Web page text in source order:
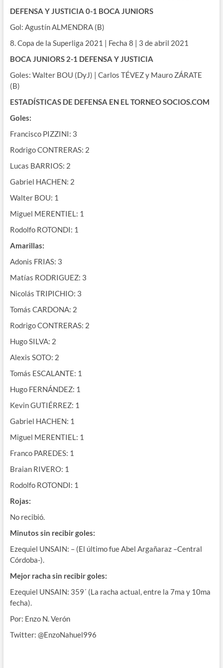
DEFENSA Y JUSTICIA 0-1 BOCA JUNIORS
Gol: Agustín ALMENDRA (B)
8. Copa de la Superliga 2021 | Fecha 8 | 3 de abril 2021
BOCA JUNIORS 2-1 DEFENSA Y JUSTICIA
Goles: Walter BOU (DyJ) | Carlos TÉVEZ y Mauro ZÁRATE
(B)
ESTADÍSTICAS DE DEFENSA EN EL TORNEO SOCIOS.COM
Goles:
Francisco PIZZINI: 3
Rodrigo CONTRERAS: 2
Lucas BARRIOS: 2
Gabriel HACHEN: 2
Walter BOU: 1
Miguel MERENTIEL: 1
Rodolfo ROTONDI: 1
Amarillas:
Adonis FRIAS: 3
Matías RODRIGUEZ: 3
Nicolás TRIPICHIO: 3
Tomás CARDONA: 2
Rodrigo CONTRERAS: 2
Hugo SILVA: 2
Alexis SOTO: 2
Tomás ESCALANTE: 1
Hugo FERNÁNDEZ: 1
Kevin GUTIÉRREZ: 1
Gabriel HACHEN: 1
Miguel MERENTIEL: 1
Franco PAREDES: 1
Braian RIVERO: 1
Rodolfo ROTONDI: 1
Rojas:
No recibió.
Minutos sin recibir goles:
Ezequiel UNSAIN: – (El último fue Abel Argañaraz –Central
Córdoba-).
Mejor racha sin recibir goles:
Ezequiel UNSAIN: 359´ (La racha actual, entre la 7ma y 10ma
fecha).
Por: Enzo N. Verón
Twitter: @EnzoNahuel996